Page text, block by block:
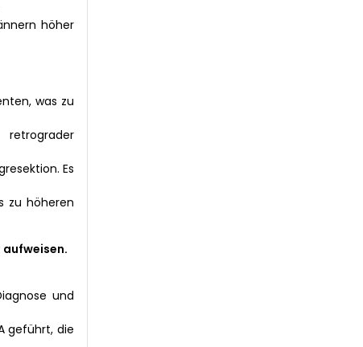
höher
was zu
Es
zu höheren
und
geführt, die